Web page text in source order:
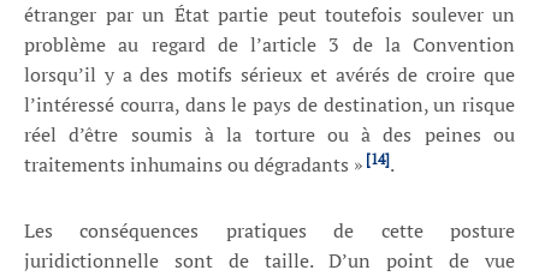
étranger par un État partie peut toutefois soulever un
problème au regard de l’article 3 de la Convention
lorsqu’il y a des motifs sérieux et avérés de croire que
l’intéressé courra, dans le pays de destination, un risque
réel d’être soumis à la torture ou à des peines ou
traitements inhumains ou dégradants » [14].
Les conséquences pratiques de cette posture
juridictionnelle sont de taille. D’un point de vue